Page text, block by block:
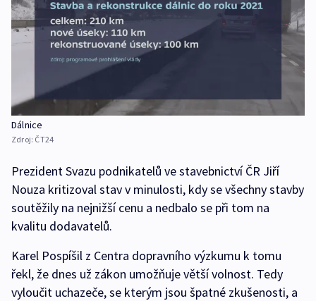
Dálnice
Zdroj: ČT24
Prezident Svazu podnikatelů ve stavebnictví ČR Jiří
Nouza kritizoval stav v minulosti, kdy se všechny stavby
soutěžily na nejnižší cenu a nedbalo se při tom na
kvalitu dodavatelů.
Karel Pospíšil z Centra dopravního výzkumu k tomu
řekl, že dnes už zákon umožňuje větší volnost. Tedy
vyloučit uchazeče, se kterým jsou špatné zkušenosti, a